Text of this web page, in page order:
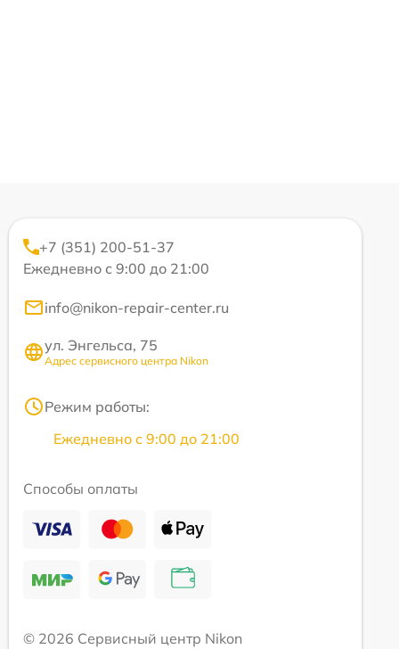
+7 (351) 200-51-37
Ежедневно с 9:00 до 21:00
info@nikon-repair-center.ru
ул. Энгельса, 75
Адрес сервисного центра Nikon
Режим работы:
Ежедневно с 9:00 до 21:00
Способы оплаты
© 2026 Сервисный центр Nikon